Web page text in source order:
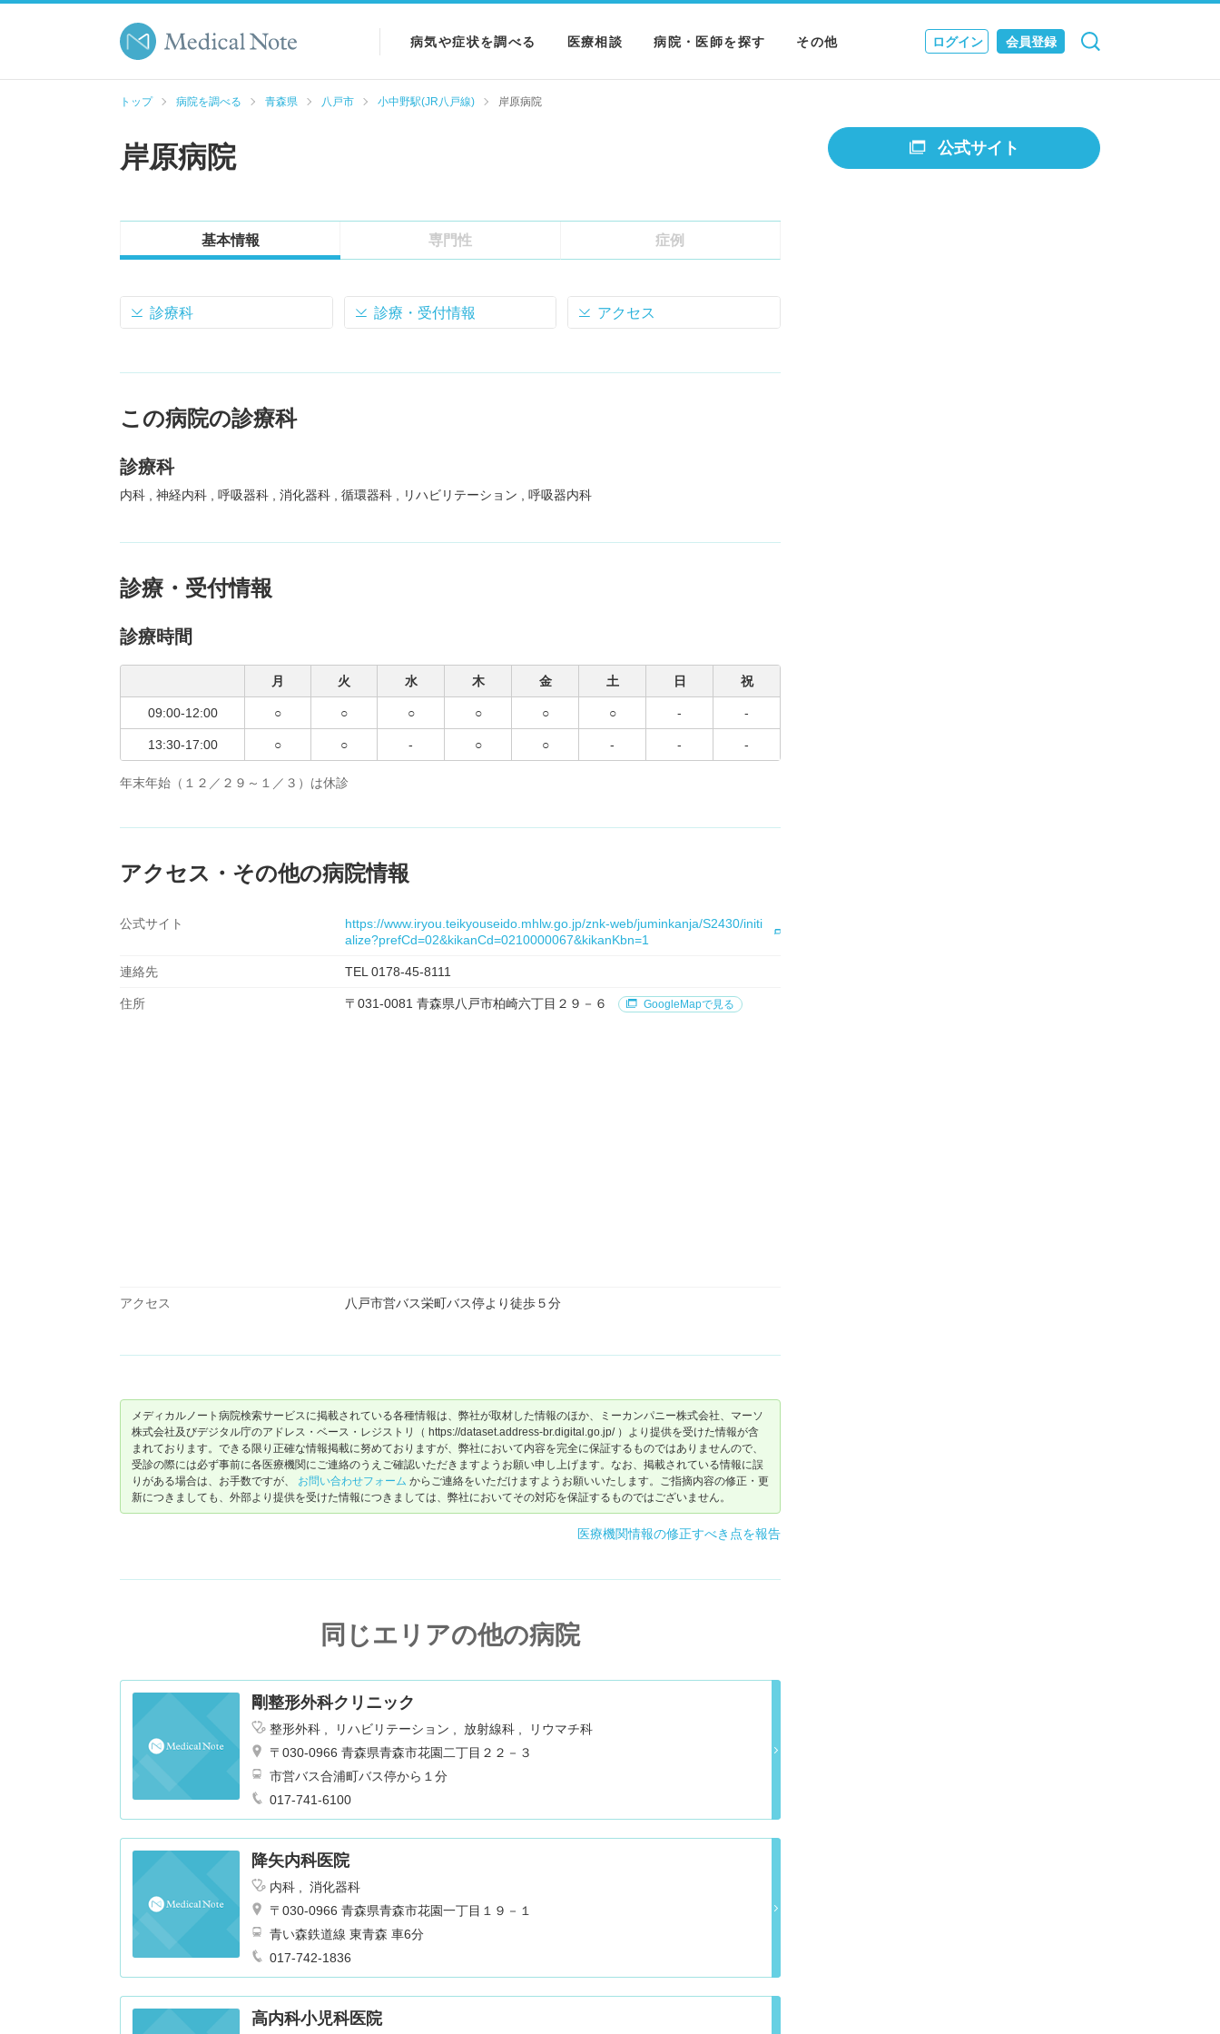
病気や症状を調べる 医療相談 病院・医師を探す その他
NEWS & JOURNAL
ログイン 会員登録
検索 キャンセル
トップ 病院を調べる 青森県 八戸市 小中野駅(JR八戸線) 岸原病院
岸原病院
基本情報 専門性 症例
診療科 診療・受付情報 アクセス
この病院の診療科
診療科
内科 神経内科 呼吸器科 消化器科 循環器科 リハビリテーション 呼吸器内科
診療・受付情報
診療時間
月 火 水 木 金 土 日 祝
09:00-12:00 ○ ○ ○ ○ ○ ○ - -
13:30-17:00 ○ ○ - ○ ○ - - -
年末年始（１２／２９～１／３）は休診
アクセス・その他の病院情報
公式サイト
https://www.iryou.teikyouseido.mhlw.go.jp/znk-web/juminkanja/S2430/initi
alize?prefCd=02&kikanCd=0210000067&kikanKbn=1
連絡先 TEL 0178-45-8111
住所 〒031-0081 青森県八戸市柏崎六丁目２９－６ GoogleMapで見る
アクセス 八戸市営バス栄町バス停より徒歩５分
メディカルノート病院検索サービスに掲載されている各種情報は、弊社が取材した情報のほか、ミーカンパニー株式会社、マーソ
株式会社及びデジタル庁のアドレス・ベース・レジストリ（ https://dataset.address-br.digital.go.jp/ ）より提供を受けた情報が含
まれております。できる限り正確な情報掲載に努めておりますが、弊社において内容を完全に保証するものではありませんので、
受診の際には必ず事前に各医療機関にご連絡のうえご確認いただきますようお願い申し上げます。なお、掲載されている情報に誤
りがある場合は、お手数ですが、 お問い合わせフォーム からご連絡をいただけますようお願いいたします。ご指摘内容の修正・更
新につきましても、外部より提供を受けた情報につきましては、弊社においてその対応を保証するものではございません。
医療機関情報の修正すべき点を報告
同じエリアの他の病院
剛整形外科クリニック
整形外科 リハビリテーション 放射線科
リウマチ科
〒030-0966 青森県青森市花園二丁目２２－３
市営バス合浦町バス停から１分
017-741-6100
降矢内科医院
内科
消化器科
〒030-0966 青森県青森市花園一丁目１９－１
青い森鉄道線 東青森 車6分
017-742-1836
高内科小児科医院
公式サイト